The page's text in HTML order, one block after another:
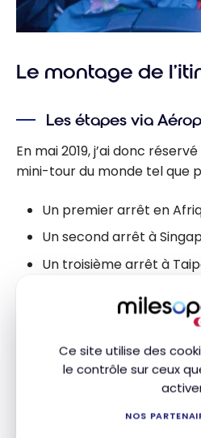
Ce site utilise des
le contrôle sur ceux
NOS
Le montage de
Les étapes via
En mai 2019, j’ai donc
mini-tour du monde tel que
Un premier arrêt en
Un second arrêt à
Un troisième arrêt à